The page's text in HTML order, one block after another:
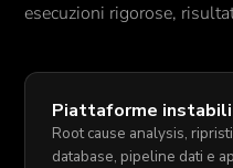
esecuzioni rigorose,
Piattaforme
Root cause analysis,
database, pipeline dati e